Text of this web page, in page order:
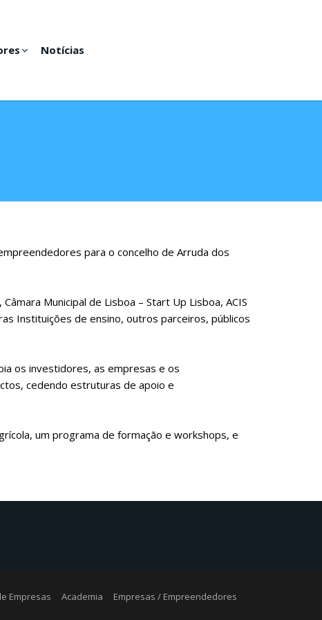
Notícias
then a online shopping sites are quite alternative.
debit oruggs black fridaycredit card, users may also
Si ifhttp://www.boatechnology.com/ugg-
para o concelho de Arruda dos
Municipal de Lisboa – Start Up Lisboa, ACIS
Instituições de ensino, outros parceiros, públicos
os investidores, as empresas e os
cedendo estruturas de apoio e
um programa de formação e workshops, e
Empresas Academia
Empresas / Empreendedores